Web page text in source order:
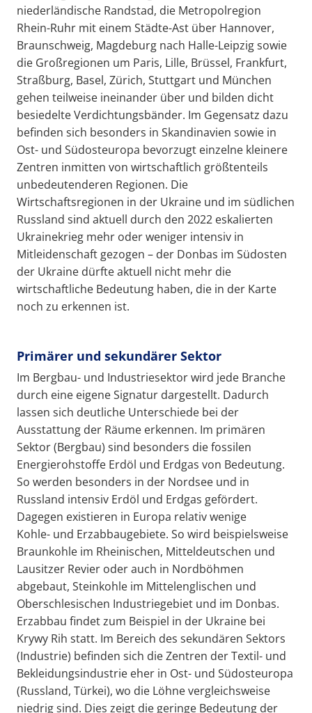
niederländische Randstad, die Metropolregion
Rhein-Ruhr mit einem Städte-Ast über Hannover,
Braunschweig, Magdeburg nach Halle-Leipzig sowie
die Großregionen um Paris, Lille, Brüssel, Frankfurt,
Straßburg, Basel, Zürich, Stuttgart und München
gehen teilweise ineinander über und bilden dicht
besiedelte Verdichtungsbänder. Im Gegensatz dazu
befinden sich besonders in Skandinavien sowie in
Ost- und Südosteuropa bevorzugt einzelne kleinere
Zentren inmitten von wirtschaftlich größtenteils
unbedeutenderen Regionen. Die
Wirtschaftsregionen in der Ukraine und im südlichen
Russland sind aktuell durch den 2022 eskalierten
Ukrainekrieg mehr oder weniger intensiv in
Mitleidenschaft gezogen – der Donbas im Südosten
der Ukraine dürfte aktuell nicht mehr die
wirtschaftliche Bedeutung haben, die in der Karte
noch zu erkennen ist.
Primärer und sekundärer Sektor
Im Bergbau- und Industriesektor wird jede Branche
durch eine eigene Signatur dargestellt. Dadurch
lassen sich deutliche Unterschiede bei der
Ausstattung der Räume erkennen. Im primären
Sektor (Bergbau) sind besonders die fossilen
Energierohstoffe Erdöl und Erdgas von Bedeutung.
So werden besonders in der Nordsee und in
Russland intensiv Erdöl und Erdgas gefördert.
Dagegen existieren in Europa relativ wenige
Kohle- und Erzabbaugebiete. So wird beispielsweise
Braunkohle im Rheinischen, Mitteldeutschen und
Lausitzer Revier oder auch in Nordböhmen
abgebaut, Steinkohle im Mittelenglischen und
Oberschlesischen Industriegebiet und im Donbas.
Erzabbau findet zum Beispiel in der Ukraine bei
Krywy Rih statt. Im Bereich des sekundären Sektors
(Industrie) befinden sich die Zentren der Textil- und
Bekleidungsindustrie eher in Ost- und Südosteuropa
(Russland, Türkei), wo die Löhne vergleichsweise
niedrig sind. Dies zeigt die geringe Bedeutung der